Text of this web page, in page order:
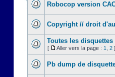
Robocop version
Copyright // droit
Toutes les disquettes
[ Aller vers la page : 1 2 ]
Pb dump de